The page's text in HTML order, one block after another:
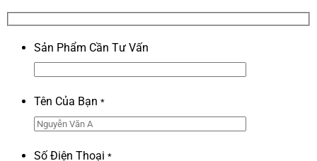
Sản Phẩm Cần Tư Vấn
Tên Của Bạn *
Số Điện Thoại *